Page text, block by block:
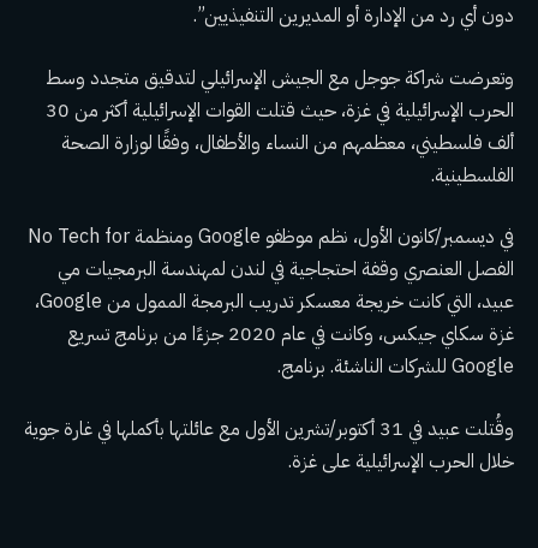
دون أي رد من الإدارة أو المديرين التنفيذيين”.
وتعرضت شراكة جوجل مع الجيش الإسرائيلي لتدقيق متجدد وسط
الحرب الإسرائيلية في غزة، حيث قتلت القوات الإسرائيلية أكثر من 30
ألف فلسطيني، معظمهم من النساء والأطفال، وفقًا لوزارة الصحة
الفلسطينية.
في ديسمبر/كانون الأول، نظم موظفو Google ومنظمة No Tech for
الفصل العنصري وقفة احتجاجية في لندن لمهندسة البرمجيات مي
عبيد، التي كانت خريجة معسكر تدريب البرمجة الممول من Google،
غزة سكاي جيكس، وكانت في عام 2020 جزءًا من برنامج تسريع
Google للشركات الناشئة. برنامج.
وقُتلت عبيد في 31 أكتوبر/تشرين الأول مع عائلتها بأكملها في غارة جوية
خلال الحرب الإسرائيلية على غزة.